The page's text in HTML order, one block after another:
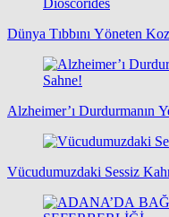
Dünya Tıbbını Yöneten
Alzheimer’ı Durdurmanın
Vücudumuzdaki Sessiz